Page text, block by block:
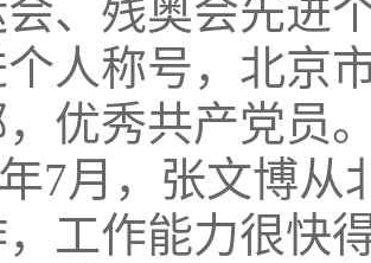
、残奥会先进
人称号，北京
，优秀共产党员
7月，张文博
工作能力很快